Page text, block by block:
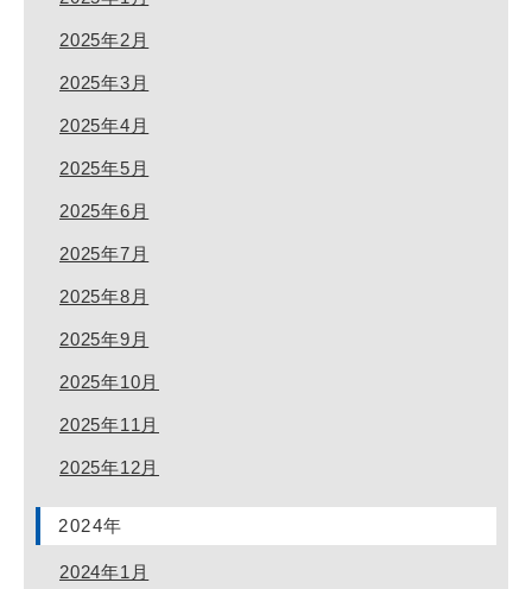
2025年2月
2025年3月
2025年4月
2025年5月
2025年6月
2025年7月
2025年8月
2025年9月
2025年10月
2025年11月
2025年12月
2024年
2024年1月